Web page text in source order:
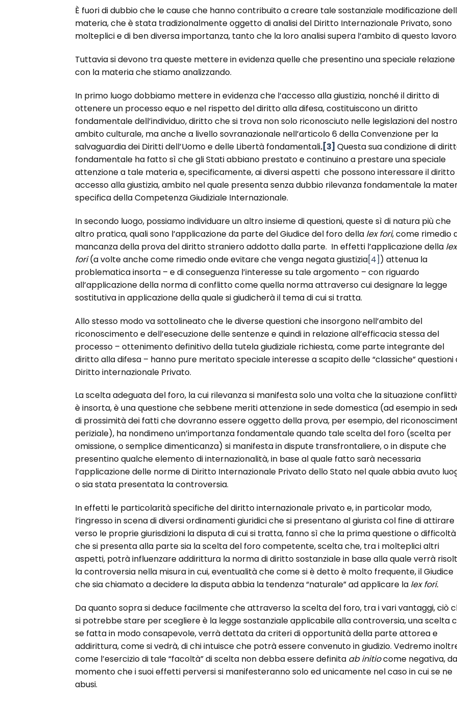
È fuori di dubbio che le cause che hanno contribuito a creare tale sostanziale modificazione
materia, che è stata tradizionalmente oggetto di analisi del Diritto Internazionale Privato, sono
molteplici e di ben diversa importanza, tanto che la loro analisi supera l’ambito di questo lavoro.
Tuttavia si devono tra queste mettere in evidenza quelle che presentino una speciale relazione
con la materia che stiamo analizzando.
In primo luogo dobbiamo mettere in evidenza che l’accesso alla giustizia, nonché il diritto di
ottenere un processo equo e nel rispetto del diritto alla difesa, costituiscono un diritto
fondamentale dell’individuo, diritto che si trova non solo riconosciuto nelle legislazioni del nostro
ambito culturale, ma anche a livello sovranazionale nell’articolo 6 della Convenzione per la
salvaguardia dei Diritti dell’Uomo e delle Libertà fondamentali.[3] Questa sua condizione di
fondamentale ha fatto sì che gli Stati abbiano prestato e continuino a prestare una speciale
attenzione a tale materia e, specificamente, ai diversi aspetti che possono interessare il diritto
accesso alla giustizia, ambito nel quale presenta senza dubbio rilevanza fondamentale la
specifica della Competenza Giudiziale Internazionale.
In secondo luogo, possiamo individuare un altro insieme di questioni, queste sì di natura più che
altro pratica, quali sono l’applicazione da parte del Giudice del foro della lex fori, come rimedio
mancanza della prova del diritto straniero addotto dalla parte. In effetti l’applicazione della lex
fori(a volte anche come rimedio onde evitare che venga negata giustizia[4] ) attenua la
problematica insorta – e di conseguenza l’interesse su tale argomento – con riguardo
all’applicazione della norma di conflitto come quella norma attraverso cui designare la legge
sostitutiva in applicazione della quale si giudicherà il tema di cui si tratta.
Allo stesso modo va sottolineato che le diverse questioni che insorgono nell’ambito del
riconoscimento e dell’esecuzione delle sentenze e quindi in relazione all’efficacia stessa del
processo – ottenimento definitivo della tutela giudiziale richiesta, come parte integrante del
diritto alla difesa – hanno pure meritato speciale interesse a scapito delle “classiche” questioni
Diritto internazionale Privato.
La scelta adeguata del foro, la cui rilevanza si manifesta solo una volta che la situazione
è insorta, è una questione che sebbene meriti attenzione in sede domestica (ad esempio in
di prossimità dei fatti che dovranno essere oggetto della prova, per esempio, del
periziale), ha nondimeno un’importanza fondamentale quando tale scelta del foro (scelta per
omissione, o semplice dimenticanza) si manifesta in dispute transfrontaliere, o in dispute che
presentino qualche elemento di internazionalità, in base al quale fatto sarà necessaria
l’applicazione delle norme di Diritto Internazionale Privato dello Stato nel quale abbia avuto
o sia stata presentata la controversia.
In effetti le particolarità specifiche del diritto internazionale privato e, in particolar modo,
l’ingresso in scena di diversi ordinamenti giuridici che si presentano al giurista col fine di attirare
verso le proprie giurisdizioni la disputa di cui si tratta, fanno sì che la prima questione o difficoltà
che si presenta alla parte sia la scelta del foro competente, scelta che, tra i molteplici altri
aspetti, potrà influenzare addirittura la norma di diritto sostanziale in base alla quale verrà
la controversia nella misura in cui, eventualità che come si è detto è molto frequente, il Giudice
che sia chiamato a decidere la disputa abbia la tendenza “naturale” ad applicare la lex fori.
Da quanto sopra si deduce facilmente che attraverso la scelta del foro, tra i vari vantaggi, ciò
si potrebbe stare per scegliere è la legge sostanziale applicabile alla controversia, una scelta
se fatta in modo consapevole, verrà dettata da criteri di opportunità della parte attorea e
addirittura, come si vedrà, di chi intuisce che potrà essere convenuto in giudizio. Vedremo
come l’esercizio di tale “facoltà” di scelta non debba essere definita ab initiocome negativa,
momento che i suoi effetti perversi si manifesteranno solo ed unicamente nel caso in cui se ne
abusi.